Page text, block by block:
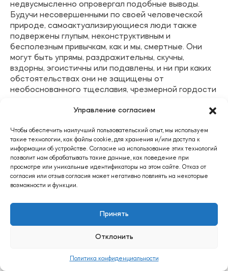
Управление согласием
Чтобы обеспечить наилучший пользовательский опыт, мы используем
такие технологии, как файлы cookie, для хранения и/или доступа к
информации об устройстве. Согласие на использование этих технологий
позволит нам обрабатывать такие данные, как поведение при
просмотре или уникальные идентификаторы на этом сайте. Отказ от
согласия или отзыв согласия может негативно повлиять на некоторые
возможности и функции.
Принять
Отклонить
Политика конфиденциальности
недвусмысленно опровергал подобные выводы.
Будучи несовершенными по своей человеческой
природе, самоактуализирующиеся люди также
подвержены глупым, неконструктивным и
бесполезным привычкам, как и мы, смертные. Они
могут быть упрямы, раздражительны, скучны,
вздорны, эгоистичны или подавлены, и ни при каких
обстоятельствах они не защищены от
необоснованного тщеславия, чрезмерной гордости
Вспышки темперамента не так уж необычны для
способны проявлять определенную «хирургическую
холодность» в межличностных конфликтах.
Например, одна женщина, осознав, что больше не
любит мужа, развелась с ним с решимостью,
граничащей с безжалостностью. Другие
оправлялись после смерти близких им людей
Далее, самоактуализирующиеся люди не свободны
от чувства вины, тревоги, печали и сомнений в себе.
Из-за чрезмерной сосредоточенности они
разговора. Фактически они могут говорить или